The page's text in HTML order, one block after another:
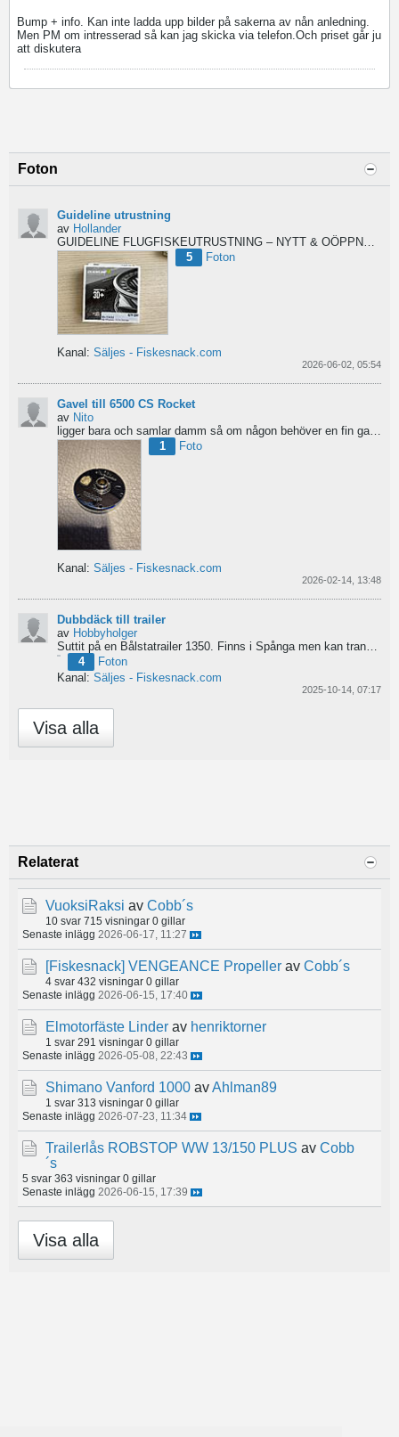
Bump + info. Kan inte ladda upp bilder på sakerna av nån anledning.
Men PM om intresserad så kan jag skicka via telefon.Och priset går ju
att diskutera
Foton
Guideline utrustning
av Hollander
GUIDELINE FLUGFISKEUTRUSTNING – NYTT & OÖPPNAT
5
Foton
Kanal: Säljes - Fiskesnack.com
2026-06-02, 05:54
Gavel till 6500 CS Rocket
av Nito
1
Foto
Kanal: Säljes - Fiskesnack.com
2026-02-14, 13:48
Dubbdäck till trailer
av Hobbyholger
Suttit på en Bålstatrailer 1350. Finns i Spånga men kan transporteras mot Linköping. 500kr
4
Foton
Kanal: Säljes - Fiskesnack.com
2025-10-14, 07:17
Visa alla
Relaterat
VuoksiRaksi av Cobb´s
10 svar 715 visningar 0 gillar
Senaste inlägg 2026-06-17, 11:27
[Fiskesnack] VENGEANCE Propeller av Cobb´s
4 svar 432 visningar 0 gillar
Senaste inlägg 2026-06-15, 17:40
Elmotorfäste Linder av henriktorner
1 svar 291 visningar 0 gillar
Senaste inlägg 2026-05-08, 22:43
Shimano Vanford 1000 avAhlman89
1 svar 313 visningar 0 gillar
Senaste inlägg 2026-07-23, 11:34
Trailerlås ROBSTOP WW 13/150 PLUS av Cobb
´s
5 svar 363 visningar 0 gillar
Senaste inlägg 2026-06-15, 17:39
Visa alla